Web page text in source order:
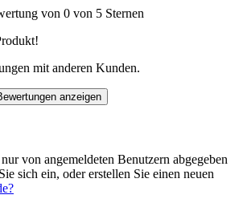
von 0 von 5 Sternen
mit anderen Kunden.
anzeigen
von angemeldeten Benutzern abgegeben
sich ein, oder erstellen Sie einen neuen